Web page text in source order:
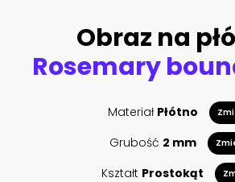
Obraz na
Materiał Płótno
Grubość 2 mm
Kształt Prostokąt